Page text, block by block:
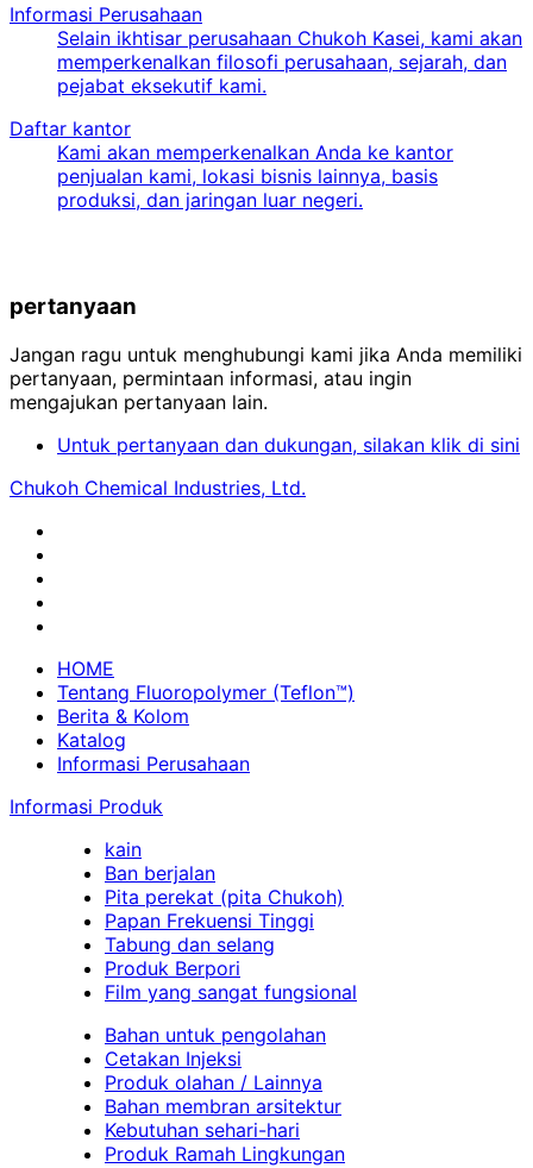
Informasi Perusahaan
Selain ikhtisar perusahaan Chukoh Kasei, kami akan
memperkenalkan filosofi perusahaan, sejarah, dan
pejabat eksekutif kami.
Daftar kantor
Kami akan memperkenalkan Anda ke kantor
penjualan kami, lokasi bisnis lainnya, basis
produksi, dan jaringan luar negeri.
pertanyaan
Jangan ragu untuk menghubungi kami jika Anda memiliki
pertanyaan, permintaan informasi, atau ingin
mengajukan pertanyaan lain.
Untuk pertanyaan dan dukungan, silakan klik di sini
Chukoh Chemical Industries, Ltd.
HOME
Tentang Fluoropolymer (Teflon™)
Berita & Kolom
Katalog
Informasi Perusahaan
Informasi Produk
kain
Ban berjalan
Pita perekat (pita Chukoh)
Papan Frekuensi Tinggi
Tabung dan selang
Produk Berpori
Film yang sangat fungsional
Bahan untuk pengolahan
Cetakan Injeksi
Produk olahan / Lainnya
Bahan membran arsitektur
Kebutuhan sehari-hari
Produk Ramah Lingkungan